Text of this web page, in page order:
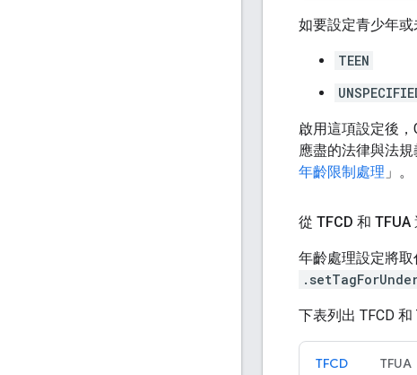
如要設定青少年
TEEN
啟用這項設定後，
應盡的法律與法
年齡限制處理 」。
從 TFCD 和
年齡處理設定將
下表列出 TFCD
TFCD TFUA